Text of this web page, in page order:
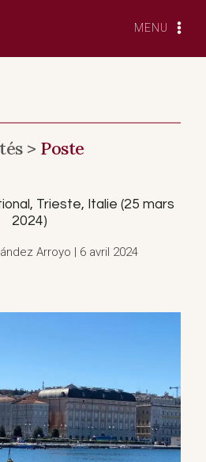
MENU
> Poste
Trieste, Italie (25 mars
2024)
Arroyo | 6 avril 2024